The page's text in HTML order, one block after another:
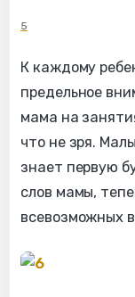
5
К каждому
предельное
мама на
что не зря.
знает первую
слов мамы,
всевозможных